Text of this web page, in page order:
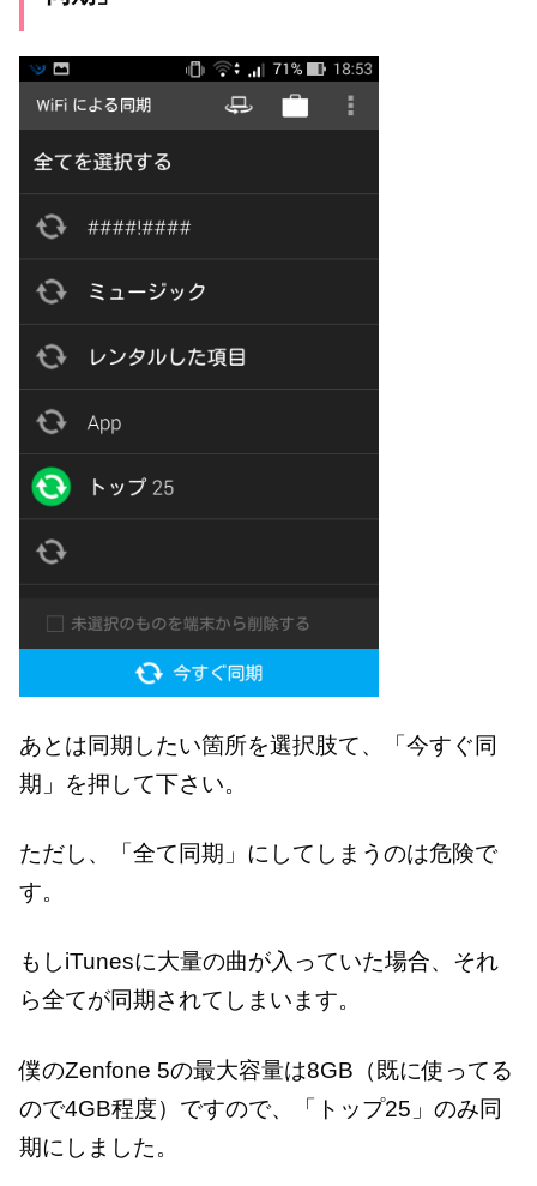
あとは同期したい箇所を選択肢て、「今すぐ同
期」を押して下さい。
ただし、「全て同期」にしてしまうのは危険で
す。
もしiTunesに大量の曲が入っていた場合、それ
ら全てが同期されてしまいます。
僕のZenfone 5の最大容量は8GB（既に使ってる
ので4GB程度）ですので、「トップ25」のみ同
期にしました。